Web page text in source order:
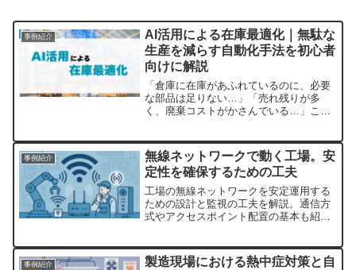
事例紹介
AI活用による在庫最適化｜無駄な
生産を減らす自動化手法を初心者
向けに解説
「倉庫に在庫があふれているのに、必要
な部品は足りない…」「売れ残りが多
く、廃棄コストがかさんでいる…」こう
されているのが、AIを活用した在庫最適
化です。AIの予測能力や...
事例紹介
無線ネットワークで動く工場。安
定性を確保するための工夫
工場の無線ネットワークを安定運用する
ための設計と監視の工夫を解説。通信方
式やアクセスポイント配置の基本も紹介
事例紹介
製造現場における熱中症対策と自